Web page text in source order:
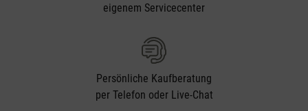
eigenem Servicecenter
Persönliche Kaufberatung
per Telefon oder Live-Chat